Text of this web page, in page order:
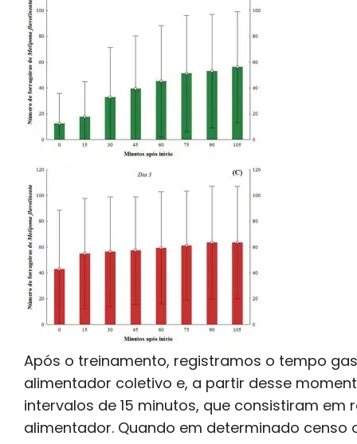
Após o treinamento, registramos o tempo
alimentador coletivo e, a partir desse
intervalos de 15 minutos, que consistiram
alimentador. Quando em determinado